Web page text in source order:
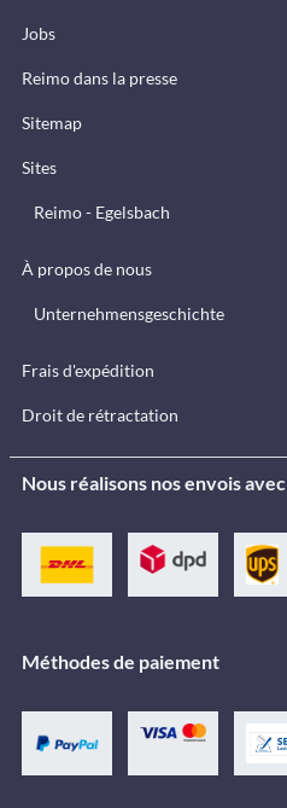
Jobs
Reimo dans la presse
Sitemap
Sites
Reimo - Egelsbach
À propos de nous
Unternehmensgeschichte
Frais d'expédition
Droit de rétractation
Nous réalisons nos envois avec
Méthodes de paiement